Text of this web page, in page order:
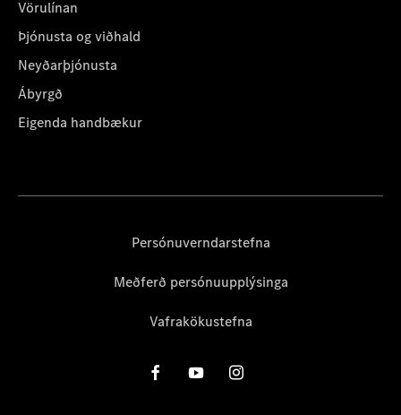
Vörulínan
Þjónusta og viðhald
Neyðarþjónusta
Ábyrgð
Eigenda handbækur
Persónuverndarstefna
Meðferð persónuupplýsinga
Vafrakökustefna